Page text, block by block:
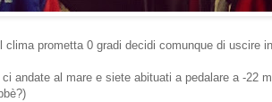
clima prometta 0 gradi decidi comunque di uscire
andate al mare e siete abituati a pedalare a -22